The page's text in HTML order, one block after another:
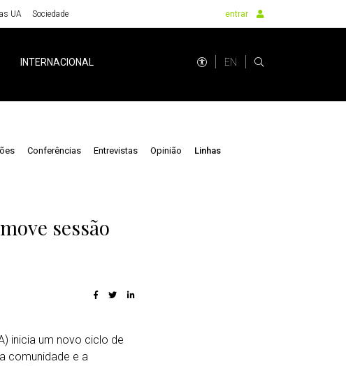
UA Sociedade entrar
INTERNACIONAL EN
Conferências Entrevistas Opinião Linhas
sessão
inicia um novo ciclo de
comunidade e a